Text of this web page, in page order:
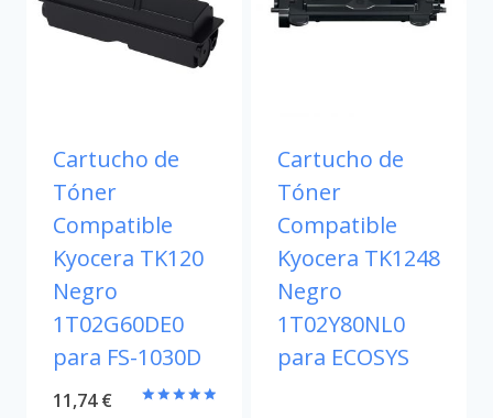
Cartucho de
Tóner
Compatible
Kyocera TK120
Negro
1T02G60DE0
para FS-1030D
11,74€
Cartucho de
Tóner
Compatible
Kyocera TK1248
Negro
1T02Y80NL0
para ECOSYS